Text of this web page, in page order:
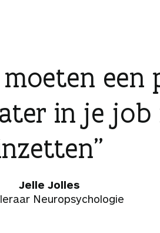
moeten
in je
Jelle Jolles
Neuropsychologie